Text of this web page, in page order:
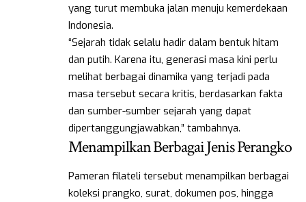
yang turut membuka jalan menuju kemerdekaan
Indonesia.
“Sejarah tidak selalu hadir dalam bentuk hitam
dan putih. Karena itu, generasi masa kini perlu
melihat berbagai dinamika yang terjadi pada
masa tersebut secara kritis, berdasarkan fakta
dan sumber-sumber sejarah yang dapat
dipertanggungjawabkan,” tambahnya.
Menampilkan Berbagai Jenis Perangko
Pameran filateli tersebut menampilkan berbagai
koleksi prangko, surat, dokumen pos, hingga